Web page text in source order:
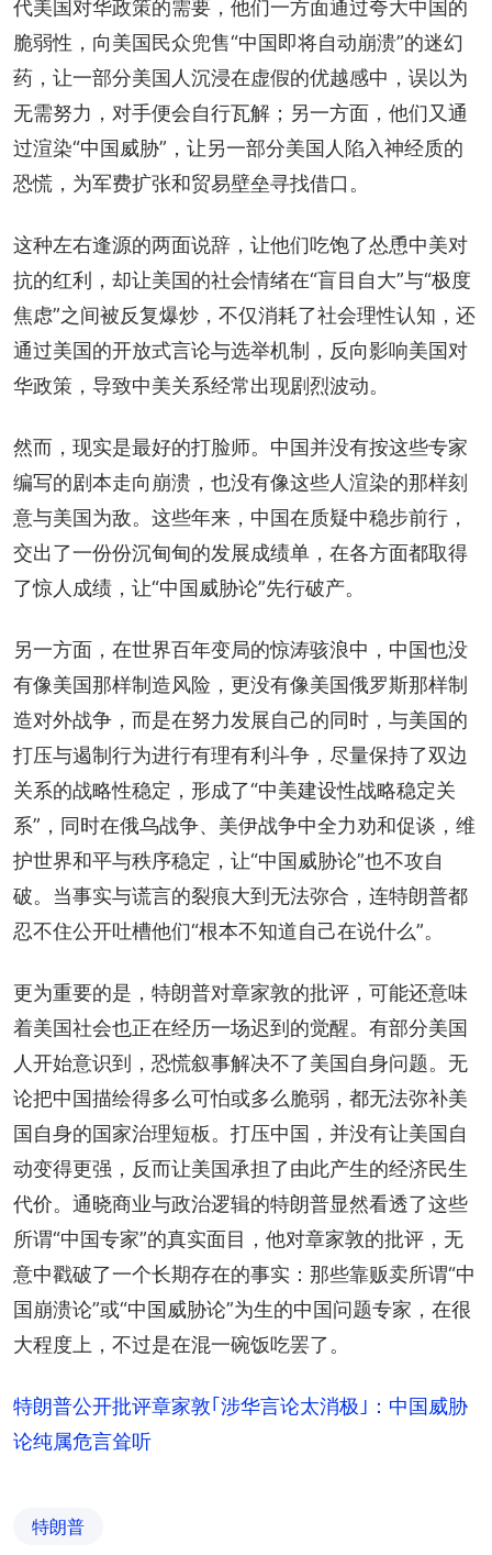
代美国对华政策的需要，他们一方面通过夸大中国的
脆弱性，向美国民众兜售“中国即将自动崩溃”的迷幻
药，让一部分美国人沉浸在虚假的优越感中，误以为
无需努力，对手便会自行瓦解；另一方面，他们又通
过渲染“中国威胁”，让另一部分美国人陷入神经质的
恐慌，为军费扩张和贸易壁垒寻找借口。
这种左右逢源的两面说辞，让他们吃饱了怂恿中美对
抗的红利，却让美国的社会情绪在“盲目自大”与“极度
焦虑”之间被反复爆炒，不仅消耗了社会理性认知，还
通过美国的开放式言论与选举机制，反向影响美国对
华政策，导致中美关系经常出现剧烈波动。
然而，现实是最好的打脸师。中国并没有按这些专家
编写的剧本走向崩溃，也没有像这些人渲染的那样刻
意与美国为敌。这些年来，中国在质疑中稳步前行，
交出了一份份沉甸甸的发展成绩单，在各方面都取得
了惊人成绩，让“中国威胁论”先行破产。
另一方面，在世界百年变局的惊涛骇浪中，中国也没
有像美国那样制造风险，更没有像美国俄罗斯那样制
造对外战争，而是在努力发展自己的同时，与美国的
打压与遏制行为进行有理有利斗争，尽量保持了双边
关系的战略性稳定，形成了“中美建设性战略稳定关
系”，同时在俄乌战争、美伊战争中全力劝和促谈，维
护世界和平与秩序稳定，让“中国威胁论”也不攻自
破。当事实与谎言的裂痕大到无法弥合，连特朗普都
忍不住公开吐槽他们“根本不知道自己在说什么”。
更为重要的是，特朗普对章家敦的批评，可能还意味
着美国社会也正在经历一场迟到的觉醒。有部分美国
人开始意识到，恐慌叙事解决不了美国自身问题。无
论把中国描绘得多么可怕或多么脆弱，都无法弥补美
国自身的国家治理短板。打压中国，并没有让美国自
动变得更强，反而让美国承担了由此产生的经济民生
代价。通晓商业与政治逻辑的特朗普显然看透了这些
所谓“中国专家”的真实面目，他对章家敦的批评，无
意中戳破了一个长期存在的事实：那些靠贩卖所谓“中
国崩溃论”或“中国威胁论”为生的中国问题专家，在很
大程度上，不过是在混一碗饭吃罢了。
特朗普公开批评章家敦｢涉华言论太消极｣：中国威胁
论纯属危言耸听
特朗普